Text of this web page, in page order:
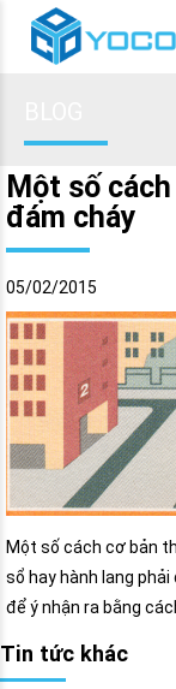
Một số
đám cháy
05/02/2015
Một số cách cơ bản
sổ hay hành lang
để ý nhận ra bằng
Tin tức khác